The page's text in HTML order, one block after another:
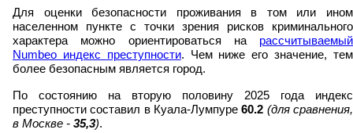
Для оценки безопасности проживания в том или ином
населенном пункте с точки зрения рисков криминального
характера можно ориентироваться на рассчитываемый
Numbeo индекс преступности. Чем ниже его значение, тем
более безопасным является город.
По состоянию на вторую половину 2025 года индекс
преступности составил в Куала-Лумпуре60.2 (для сравнения,
в Москве - 35,3).